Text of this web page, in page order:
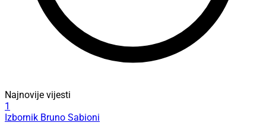
Najnovije vijesti
1
Izbornik Bruno Sabioni